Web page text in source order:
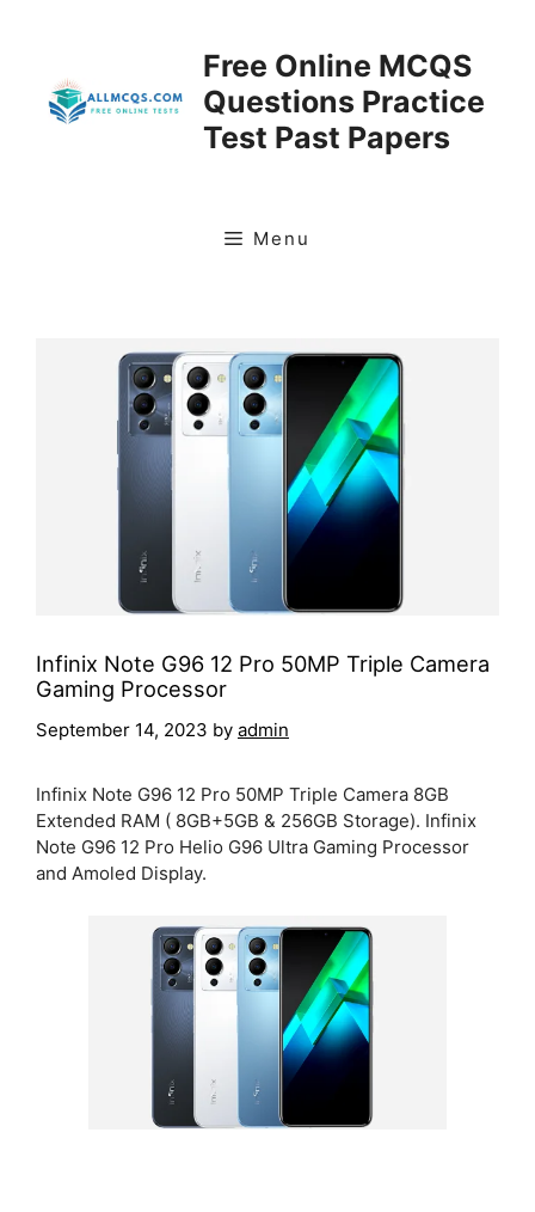
Free Online MCQS
Questions Practice
Test Past Papers
Menu
Infinix Note G96 12 Pro 50MP Triple Camera
Gaming Processor
September 14, 2023 by admin
Infinix Note G96 12 Pro 50MP Triple Camera 8GB
Extended RAM ( 8GB+5GB & 256GB Storage). Infinix
Note G96 12 Pro Helio G96 Ultra Gaming Processor
and Amoled Display.